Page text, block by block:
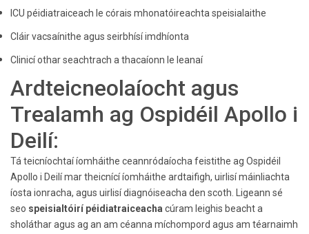
ICU péidiatraiceach le córais mhonatóireachta speisialaithe
Cláir vacsaínithe agus seirbhísí imdhíonta
Clinicí othar seachtrach a thacaíonn le leanaí
Ardteicneolaíocht agus
Trealamh ag Ospidéil Apollo i
Deilí:
Tá teicníochtaí íomháithe ceannródaíocha feistithe ag Ospidéil
Apollo i Deilí mar theicnící íomháithe ardtaifigh, uirlisí máinliachta
íosta ionracha, agus uirlisí diagnóiseacha den scoth. Ligeann sé
seo speisialtóirí péidiatraiceacha cúram leighis beacht a
sholáthar agus ag an am céanna míchompord agus am téarnaimh